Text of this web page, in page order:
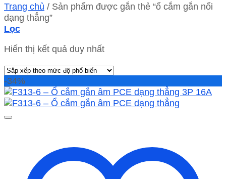
Trang chủ / Sản phẩm được gắn thẻ “ổ cắm gắn nổi
dạng thẳng”
Lọc
Hiển thị kết quả duy nhất
-34%